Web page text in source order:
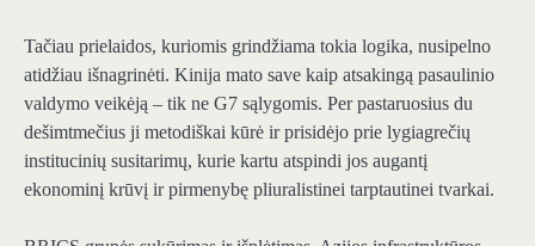
Tačiau prielaidos, kuriomis grindžiama tokia logika, nusipelno
atidžiau išnagrinėti. Kinija mato save kaip atsakingą pasaulinio
valdymo veikėją – tik ne G7 sąlygomis. Per pastaruosius du
dešimtmečius ji metodiškai kūrė ir prisidėjo prie lygiagrečių
institucinių susitarimų, kurie kartu atspindi jos augantį
ekonominį krūvį ir pirmenybę pliuralistinei tarptautinei tvarkai.